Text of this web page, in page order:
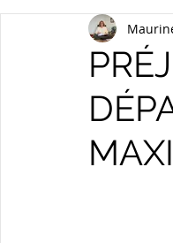
Droit patrimonial de la famille